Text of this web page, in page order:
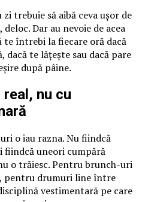
trebuie să aibă ceva ușor de
Dar au nevoie de acea
te întrebi la fiecare oră dacă
dacă te lățește sau dacă pare
după pâine.
nu cu
o iau razna. Nu fiindcă
fiindcă uneori cumpără
o trăiesc. Pentru brunch-uri
pentru drumuri line între
vestimentară pe care